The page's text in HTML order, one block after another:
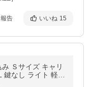
告 いいね 15
Ｓサイズ キャリ